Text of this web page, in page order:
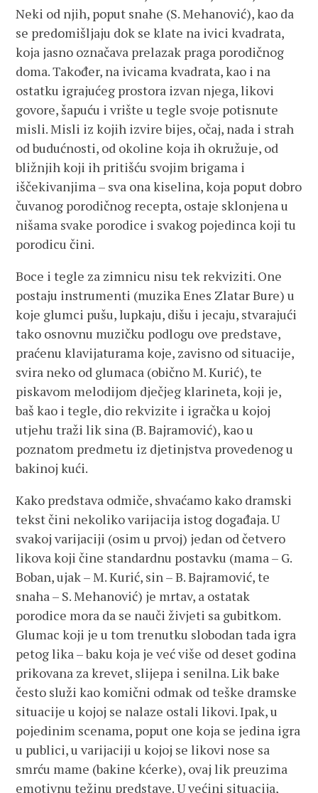
Neki od njih, poput snahe (S. Mehanović), kao da
se predomišljaju dok se klate na ivici kvadrata,
koja jasno označava prelazak praga porodičnog
doma. Također, na ivicama kvadrata, kao i na
ostatku igrajućeg prostora izvan njega, likovi
govore, šapuću i vrište u tegle svoje potisnute
misli. Misli iz kojih izvire bijes, očaj, nada i strah
od budućnosti, od okoline koja ih okružuje, od
bližnjih koji ih pritišću svojim brigama i
iščekivanjima – sva ona kiselina, koja poput dobro
čuvanog porodičnog recepta, ostaje sklonjena u
nišama svake porodice i svakog pojedinca koji tu
porodicu čini.
Boce i tegle za zimnicu nisu tek rekviziti. One
postaju instrumenti (muzika Enes Zlatar Bure) u
koje glumci pušu, lupkaju, dišu i jecaju, stvarajući
tako osnovnu muzičku podlogu ove predstave,
praćenu klavijaturama koje, zavisno od situacije,
svira neko od glumaca (obično M. Kurić), te
piskavom melodijom dječjeg klarineta, koji je,
baš kao i tegle, dio rekvizite i igračka u kojoj
utjehu traži lik sina (B. Bajramović), kao u
poznatom predmetu iz djetinjstva provedenog u
bakinoj kući.
Kako predstava odmiče, shvaćamo kako dramski
tekst čini nekoliko varijacija istog događaja. U
svakoj varijaciji (osim u prvoj) jedan od četvero
likova koji čine standardnu postavku (mama – G.
Boban, ujak – M. Kurić, sin – B. Bajramović, te
snaha – S. Mehanović) je mrtav, a ostatak
porodice mora da se nauči živjeti sa gubitkom.
Glumac koji je u tom trenutku slobodan tada igra
petog lika – baku koja je već više od deset godina
prikovana za krevet, slijepa i senilna. Lik bake
često služi kao komični odmak od teške dramske
situacije u kojoj se nalaze ostali likovi. Ipak, u
pojedinim scenama, poput one koja se jedina igra
u publici, u varijaciji u kojoj se likovi nose sa
smrću mame (bakine kćerke), ovaj lik preuzima
emotivnu težinu predstave. U većini situacija,